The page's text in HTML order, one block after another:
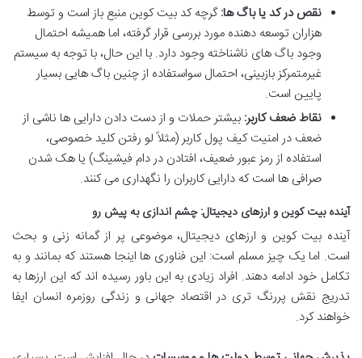
نقص در کد یا باگ ها:گرچه کد بیت کوین منبع باز است و توسط
هزاران توسعه دهنده مورد بررسی قرار گرفته، اما همیشه احتمال
وجود باگ های ناشناخته وجود دارد. با این حال، با توجه به سیستم
غیرمتمرکز بازبینی، احتمال سواستفاده از چنین باگ هایی بسیار
پایین است.
نقاط ضعف کاربر: بیشتر حملات و از دست دادن دارایی ها ناشی از
ضعف در امنیت کیف پول کاربر (مثلاً لو رفتن کلید خصوصی،
استفاده از رمز عبور ضعیف، افتادن در دام فیشینگ) یا هک شدن
صرافی ها است که دارایی کاربران را نگهداری می کنند.
آینده بیت کوین و ارزهای دیجیتال: چشم اندازی به پیش رو
آینده بیت کوین و ارزهای دیجیتال، موضوعی پر از گمانه زنی و بحث
است. اما یک چیز مسلم است: این فناوری ها اینجا هستند که بمانند و به
تکامل خود ادامه دهند. افراد زیادی به این باور رسیده اند که این ارزها به
تدریج نقش پررنگ تری در اقتصاد جهانی و زندگی روزمره انسان ایفا
خواهند کرد.